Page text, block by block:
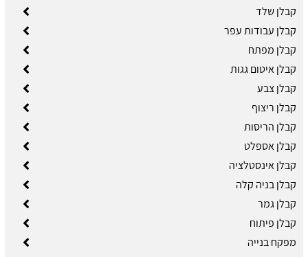
קבלן שלד
קבלן עבודות עפר
קבלן מפתח
קבלן איטום גגות
קבלן צבע
קבלן ריצוף
קבלן הריסות
קבלן אספלט
קבלן אינסטלציה
קבלן בניה קלה
קבלן גמר
קבלן פיתוח
מפקח בנייה